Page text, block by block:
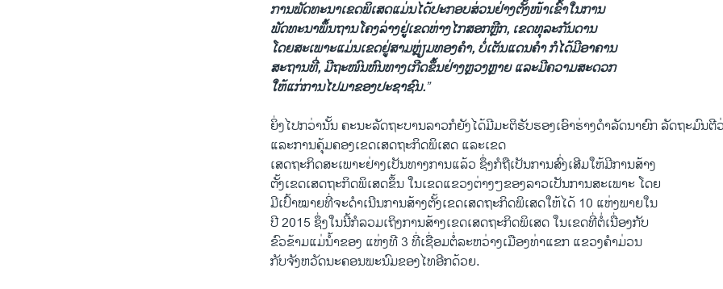
ການພັດທະນາເຂດພິເສດແມ່ນໄດ້ປະກອບສ່ວນຢ່າງຕັ້ງໜ້າເຂົ້າໃນການ
ພັດທະນາພຶ້ນຖານໂຄງລ່າງຢູ່ເຂດຫ່າງໄກສອກຫຼີກ, ເຂດທຸລະກັນດານ
ໂດຍສະເພາະແມ່ນເຂດຢູ່ສາມຫຼ່ຽມທອງຄໍາ,ບໍ່ເຕັນແດນຄໍາ ກໍໄດ້ມີອາຄານ
ສະຖານທີ່, ມີຖະໜົນຫົນທາງເກີດຂຶ້ນຢ່າງຫຼວງຫຼາຍ ແລະມີຄວາມສະດວກ
ໃຫ້ແກ່ການໄປມາຂອງປະຊາຊົນ.”
ຍິ່ງໄປກວ່ານັ້ນ ຄະນະລັດຖະບານລາວກໍຍັງໄດ້ມີມະຕິຮັບຮອງເອົາຮ່າງດໍາລັດນາຍົກ ລັດຖະມົນຕີ
ແລະການຄຸ້ມຄອງເຂດເສດຖະກິດພິເສດ ແລະເຂດ
ເສດຖະກິດສະເພາະຢ່າງເປັນທາງການແລ້ວ ຊຶ່ງກໍຖືເປັນການສົ່ງເສີມໃຫ້ມີການສ້າງ
ຕັ້ງເຂດເສດຖະກິດພິເສດຂຶ້ນ ໃນເຂດແຂວງຕ່າງໆຂອງລາວເປັນການສະເພາະ ໂດຍ
ມີເປົ້າໝາຍທີ່ຈະດໍາເນີນການສ້າງຕັ້ງເຂດເສດຖະກິດພິເສດໃຫ້ໄດ້ 10 ແຫ່ງພາຍໃນ
ປີ 2015 ຊຶ່ງໃນນີ້ກໍລວມເຖິງການສ້າງເຂດເສດຖະກິດພິເສດ ໃນເຂດທີ່ຕໍ່ເນື່ອງກັບ
ຂົວຂ້າມແມ່ນໍ້າຂອງ ແຫ່ງທີ 3 ທີ່ເຊື່ອມຕໍ່ລະຫວ່າງເມືອງທ່າແຂກ ແຂວງຄໍາມ່ວນ
ກັບຈັງຫວັດນະຄອນພະນົມຂອງໄທອີກດ້ວຍ.